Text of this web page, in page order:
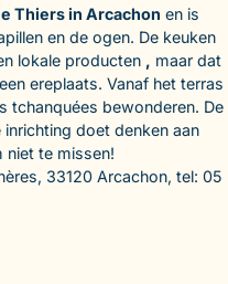
Thiers in Arcachon en is
en de ogen. De keuken
lokale producten , maar dat
ereplaats. Vanaf het terras
tchanquées bewonderen. De
inrichting doet denken aan
niet te missen!
33120 Arcachon, tel: 05